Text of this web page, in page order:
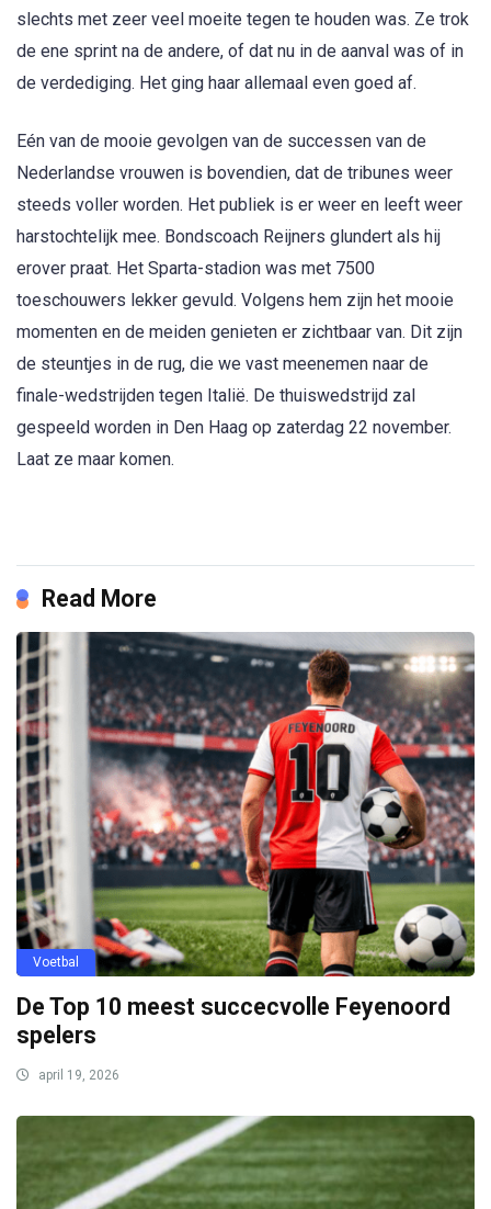
slechts met zeer veel moeite tegen te houden was. Ze trok
de ene sprint na de andere, of dat nu in de aanval was of in
de verdediging. Het ging haar allemaal even goed af.
Eén van de mooie gevolgen van de successen van de
Nederlandse vrouwen is bovendien, dat de tribunes weer
steeds voller worden. Het publiek is er weer en leeft weer
harstochtelijk mee. Bondscoach Reijners glundert als hij
erover praat. Het Sparta-stadion was met 7500
toeschouwers lekker gevuld. Volgens hem zijn het mooie
momenten en de meiden genieten er zichtbaar van. Dit zijn
de steuntjes in de rug, die we vast meenemen naar de
finale-wedstrijden tegen Italië. De thuiswedstrijd zal
gespeeld worden in Den Haag op zaterdag 22 november.
Laat ze maar komen.
Read More
Voetbal
De Top 10 meest succecvolle Feyenoord
spelers
april 19, 2026